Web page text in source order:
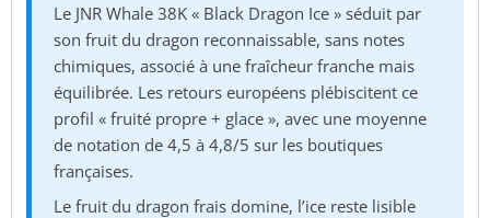
Le JNR Whale 38K « Black Dragon Ice » séduit par
son fruit du dragon reconnaissable, sans notes
chimiques, associé à une fraîcheur franche mais
équilibrée. Les retours européens plébiscitent ce
profil « fruité propre + glace », avec une moyenne
de notation de 4,5 à 4,8/5 sur les boutiques
françaises.
Le fruit du dragon frais domine, l’ice reste lisible